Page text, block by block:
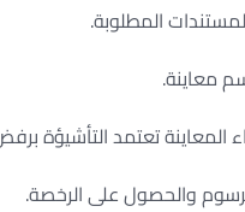
المطلوبة.
معاينة.
المعاينة تعتمد التأشيؤة
والحصول على الرخصة.